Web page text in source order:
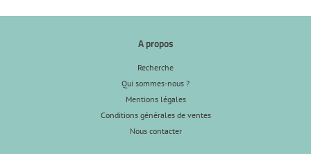
A propos
Recherche
Qui sommes-nous ?
Mentions légales
Conditions générales de ventes
Nous contacter